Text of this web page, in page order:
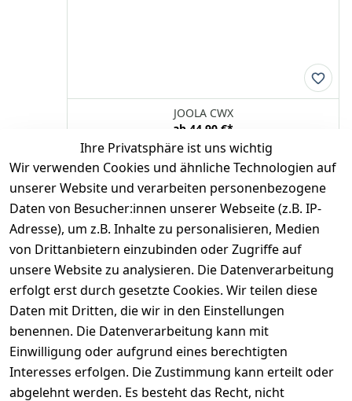
JOOLA CWX
ab 44,90 €*
Optionen anzeigen
JOOLA
*inkl. ges. MwStzzgl. Versandkosten
1
Ihre Privatsphäre ist uns wichtig
Wir verwenden Cookies und ähnliche Technologien auf
unserer Website und verarbeiten personenbezogene
Daten von Besucher:innen unserer Webseite (z.B. IP-
Adresse), um z.B. Inhalte zu personalisieren, Medien
von Drittanbietern einzubinden oder Zugriffe auf
unsere Website zu analysieren. Die Datenverarbeitung
erfolgt erst durch gesetzte Cookies. Wir teilen diese
Daten mit Dritten, die wir in den Einstellungen
benennen. Die Datenverarbeitung kann mit
Einwilligung oder aufgrund eines berechtigten
Interesses erfolgen. Die Zustimmung kann erteilt oder
abgelehnt werden. Es besteht das Recht, nicht
RechtlichesServices
Zahlungsm
öglichkeite
Versanddie
nstleister